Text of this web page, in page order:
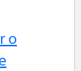
o